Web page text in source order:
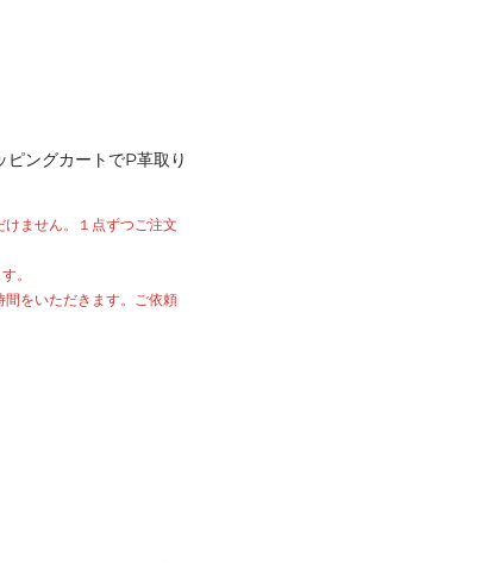
ングカートでP革取り
ません。１点ずつご注文
。
間をいただきます。ご依頼